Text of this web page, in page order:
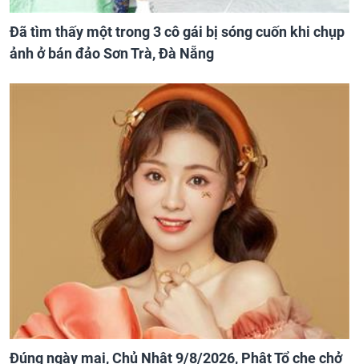
Đã tìm thấy một trong 3 cô gái bị sóng cuốn khi chụp
ảnh ở bán đảo Sơn Trà, Đà Nẵng
Đúng ngày mai, Chủ Nhật 9/8/2026, Phật Tổ che chở